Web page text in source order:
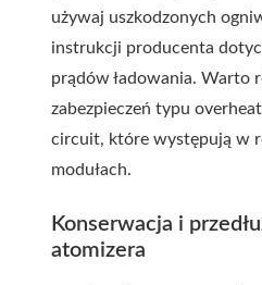
używaj uszkodzonych
instrukcji producenta
prądów ładowania. Warto
zabezpieczeń typu
circuit, które występują w
modułach.
Konserwacja i
atomizera